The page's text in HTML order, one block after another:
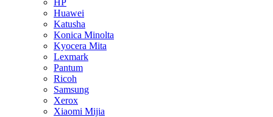
HP
Huawei
Katusha
Konica Minolta
Kyocera Mita
Lexmark
Pantum
Ricoh
Samsung
Xerox
Xiaomi Mijia